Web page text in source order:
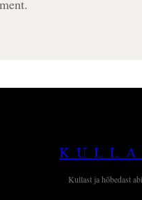
Kullast ja hõbedast